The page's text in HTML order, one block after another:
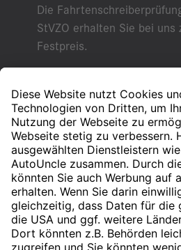
Die
StVZO erhalten Sie bei
Festpreis.
wir Ihnen gern persönlich
Jetzt Termin